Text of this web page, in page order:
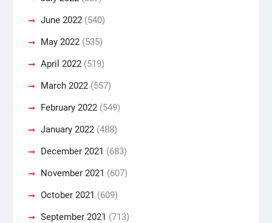
June 2022(540)
May 2022(535)
April 2022(519)
March 2022(557)
February 2022(549)
January 2022(488)
December 2021 (683)
November 2021 (607)
October 2021 (609)
September 2021 (713)